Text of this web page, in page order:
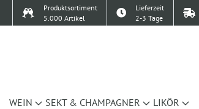
Produktsortiment
5.000 Artikel
Lieferzeit
2-3 Tage
WEIN SEKT & CHAMPAGNER LIKÖR